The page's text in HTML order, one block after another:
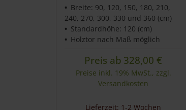
Breite: 90, 120, 150, 180, 210,
240, 270, 300, 330 und 360 (cm)
Standardhöhe: 120 (cm)
Holztor nach Maß möglich
Preis ab 328,00 €
Preise inkl. 19% MwSt., zzgl.
Versandkosten
Lieferzeit: 1-2 Wochen